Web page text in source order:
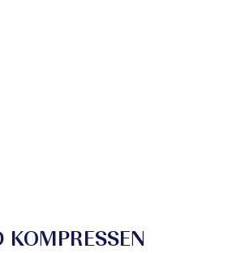
KOMPRESSEN